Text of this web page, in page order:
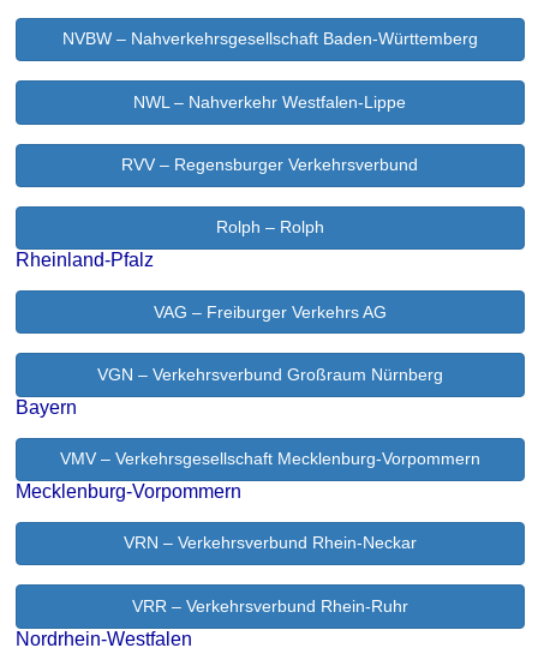
NVBW – Nahverkehrsgesellschaft Baden-Württemberg
NWL – Nahverkehr Westfalen-Lippe
RVV – Regensburger Verkehrsverbund
Rolph – Rolph
Rheinland-Pfalz
VAG – Freiburger Verkehrs AG
VGN – Verkehrsverbund Großraum Nürnberg
Bayern
VMV – Verkehrsgesellschaft Mecklenburg-Vorpommern
Mecklenburg-Vorpommern
VRN – Verkehrsverbund Rhein-Neckar
VRR – Verkehrsverbund Rhein-Ruhr
Nordrhein-Westfalen